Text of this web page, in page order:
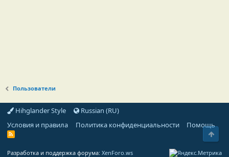
Пользователи
Hihglander Style
Russian (RU)
Условия и правила
Политика конфиденциальности Помощь
R
Разработка и поддержка форума: XenForo.ws